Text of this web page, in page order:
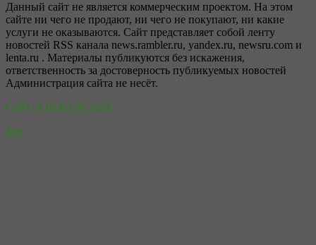
Данный сайт не является коммерческим проектом. На этом
сайте ни чего не продают, ни чего не покупают, ни какие
услуги не оказываются. Сайт представляет собой ленту
новостей RSS канала news.rambler.ru, yandex.ru, newsru.com и
lenta.ru . Материалы публикуются без искажения,
ответственность за достоверность публикуемых новостей
Администрация сайта не несёт.
Сайт от bmb3 @ 2023
Top